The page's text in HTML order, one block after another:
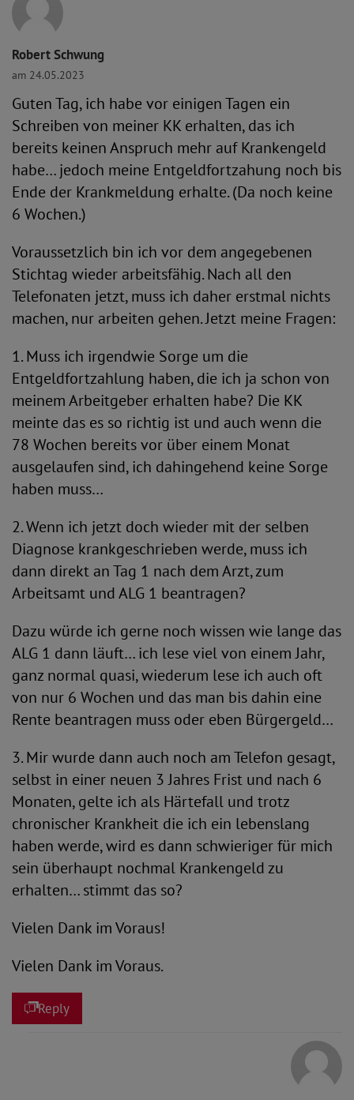
Robert Schwung
am 24.05.2023
Guten Tag, ich habe vor einigen Tagen ein
Schreiben von meiner KK erhalten, das ich
bereits keinen Anspruch mehr auf Krankengeld
habe… jedoch meine Entgeldfortzahung noch bis
Ende der Krankmeldung erhalte. (Da noch keine
6 Wochen.)
Voraussetzlich bin ich vor dem angegebenen
Stichtag wieder arbeitsfähig. Nach all den
Telefonaten jetzt, muss ich daher erstmal nichts
machen, nur arbeiten gehen. Jetzt meine Fragen:
1. Muss ich irgendwie Sorge um die
Entgeldfortzahlung haben, die ich ja schon von
meinem Arbeitgeber erhalten habe? Die KK
meinte das es so richtig ist und auch wenn die
78 Wochen bereits vor über einem Monat
ausgelaufen sind, ich dahingehend keine Sorge
haben muss…
2. Wenn ich jetzt doch wieder mit der selben
Diagnose krankgeschrieben werde, muss ich
dann direkt an Tag 1 nach dem Arzt, zum
Arbeitsamt und ALG 1 beantragen?
Dazu würde ich gerne noch wissen wie lange das
ALG 1 dann läuft… ich lese viel von einem Jahr,
ganz normal quasi, wiederum lese ich auch oft
von nur 6 Wochen und das man bis dahin eine
Rente beantragen muss oder eben Bürgergeld…
3. Mir wurde dann auch noch am Telefon gesagt,
selbst in einer neuen 3 Jahres Frist und nach 6
Monaten, gelte ich als Härtefall und trotz
chronischer Krankheit die ich ein lebenslang
haben werde, wird es dann schwieriger für mich
sein überhaupt nochmal Krankengeld zu
erhalten… stimmt das so?
Vielen Dank im Voraus!
Vielen Dank im Voraus.
Reply